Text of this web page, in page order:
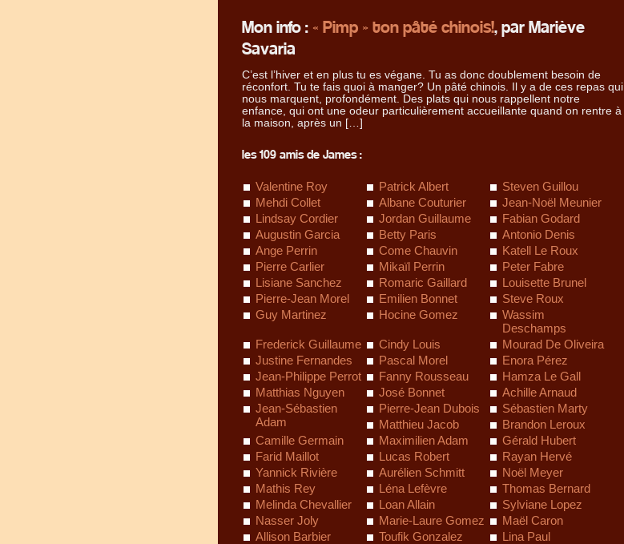
Mon info : « Pimp » ton pâté chinois!, par Mariève
Savaria
C’est l’hiver et en plus tu es végane. Tu as donc doublement besoin de
réconfort. Tu te fais quoi à manger? Un pâté chinois. Il y a de ces repas qui
nous marquent, profondément. Des plats qui nous rappellent notre
enfance, qui ont une odeur particulièrement accueillante quand on rentre à
la maison, après un […]
les 109 amis de James :
Valentine Roy Patrick Albert
Steven Guillou
Mehdi Collet
Albane Couturier
Jean-Noël Meunier
Lindsay Cordier
Jordan Guillaume
Fabian Godard
Augustin Garcia
Betty Paris
Antonio Denis
Ange Perrin
Come Chauvin
Katell Le Roux
Pierre Carlier
Mikaïl Perrin
Peter Fabre
Lisiane Sanchez
Romaric Gaillard
Louisette Brunel
Pierre-Jean Morel
Emilien Bonnet
Steve Roux
Guy Martinez
Hocine Gomez
Wassim
Deschamps
Frederick Guillaume
Cindy Louis
Mourad De Oliveira
Justine Fernandes
Pascal Morel
Enora Pérez
Jean-Philippe Perrot
Fanny Rousseau
Hamza Le Gall
Matthias Nguyen
José Bonnet
Achille Arnaud
Jean-Sébastien
Adam
Pierre-Jean Dubois
Sébastien Marty
Matthieu Jacob
Brandon Leroux
Camille Germain
Maximilien Adam
Gérald Hubert
Farid Maillot
Lucas Robert
Rayan Hervé
Yannick Rivière
Aurélien Schmitt
Noël Meyer
Mathis Rey
Léna Lefèvre
Thomas Bernard
Melinda Chevallier
Loan Allain
Sylviane Lopez
Nasser Joly
Marie-Laure Gomez
Maël Caron
Allison Barbier
Toufik Gonzalez
Lina Paul